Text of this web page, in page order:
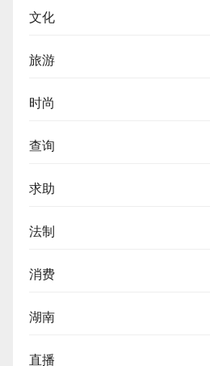
文化
旅游
时尚
查询
求助
法制
消费
湖南
直播